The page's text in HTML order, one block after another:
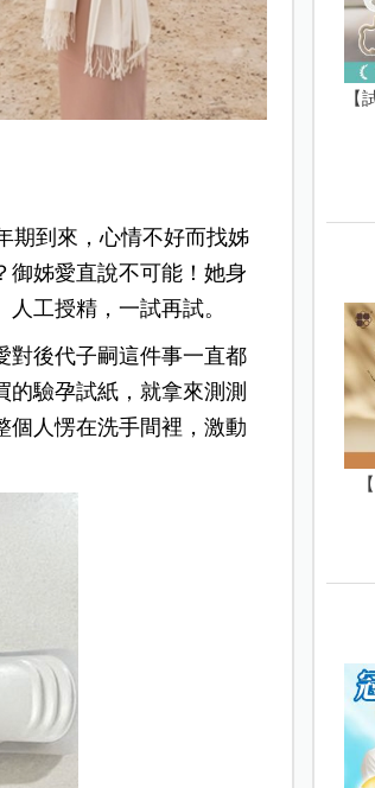
期到來，心情不好而找姊
御姊愛直說不可能！她身
工授精，一試再試。
對後代子嗣這件事一直都
驗孕試紙，就拿來測測
個人愣在洗手間裡，激動